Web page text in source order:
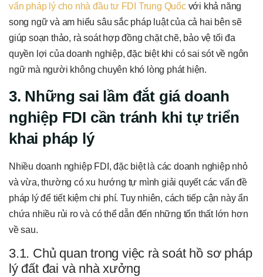
vấn pháp lý cho nhà đầu tư FDI Trung Quốcvới khả năng
song ngữ và am hiểu sâu sắc pháp luật của cả hai bên sẽ
giúp soạn thảo, rà soát hợp đồng chặt chẽ, bảo vệ tối đa
quyền lợi của doanh nghiệp, đặc biệt khi có sai sót về ngôn
ngữ mà người không chuyên khó lòng phát hiện.
3. Những sai lầm đắt giá doanh
nghiệp FDI cần tránh khi tự triển
khai pháp lý
Nhiều doanh nghiệp FDI, đặc biệt là các doanh nghiệp nhỏ
và vừa, thường có xu hướng tự mình giải quyết các vấn đề
pháp lý để tiết kiệm chi phí. Tuy nhiên, cách tiếp cận này ẩn
chứa nhiều rủi ro và có thể dẫn đến những tổn thất lớn hơn
về sau.
3.1. Chủ quan trong việc rà soát hồ sơ pháp
lý đất đai và nhà xưởng